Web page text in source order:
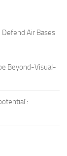
Defend Air Bases
Beyond-Visual-